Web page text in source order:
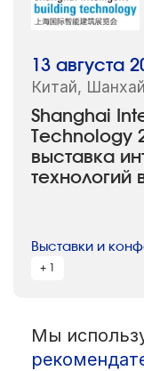
Shanghai
Technology
выставка
технологий
13 августа
Китай, Шанхай
Выставки и
+ 1
© 1992 — 2026
Все права защищены.
со ссылкой на
Мы